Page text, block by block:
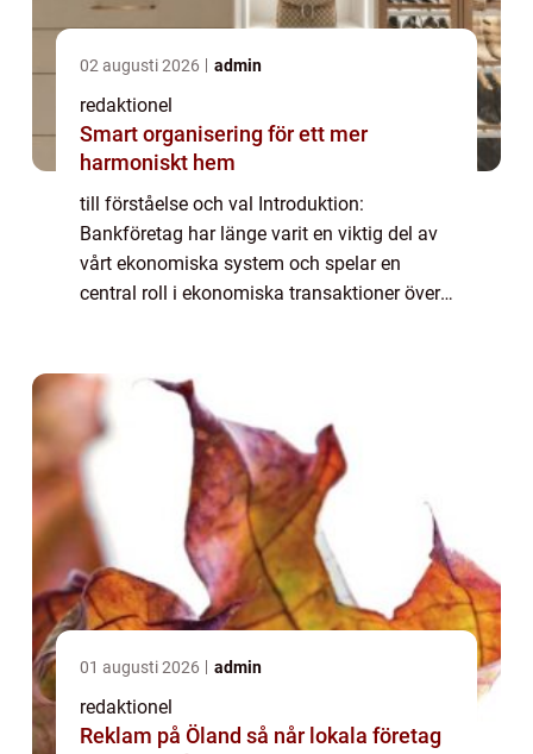
02 augusti 2026 admin
redaktionel
Smart organisering för ett mer
harmoniskt hem
till förståelse och val Introduktion:
Bankföretag har länge varit en viktig del av
vårt ekonomiska system och spelar en
central roll i ekonomiska transaktioner över
01 augusti 2026 admin
redaktionel
Reklam på Öland så når lokala företag